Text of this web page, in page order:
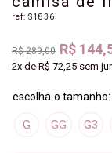
ref: S1836
R$ 289,00 R$
2x de R$ 72,25 sem
G GG G3